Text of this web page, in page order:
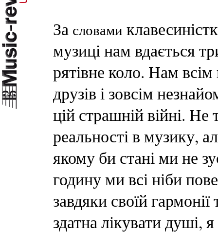
За словами
музиці нам вдається
рятівне коло. Нам
друзів і зовсім
цій страшній війні.
реальності в музику,
якому би стані ми не
годину ми всі ніби
завдяки своїй
здатна лікувати душі,